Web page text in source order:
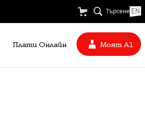
Търсене EN
Плати Oнлайн Моят А1